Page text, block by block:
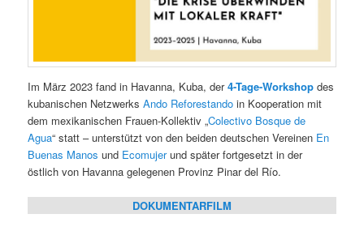
Im März 2023 fand in Havanna, Kuba, der4-Tage-Workshop des
kubanischen NetzwerksAndo Reforestando in Kooperation mit
dem mexikanischen Frauen-Kollektiv „Colectivo Bosque de
Agua“ statt – unterstützt von den beiden deutschen Vereinen En
Buenas Manos und Ecomujerund später fortgesetzt in der
östlich von Havanna gelegenen Provinz Pinar del Río.
DOKUMENTARFILM